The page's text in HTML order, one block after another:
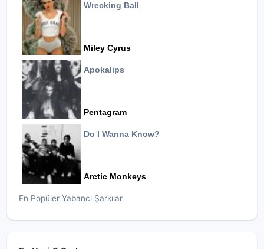
Wrecking Ball
Miley Cyrus
Apokalips
Pentagram
Do I Wanna Know?
Arctic Monkeys
En Popüler Yabancı Şarkılar